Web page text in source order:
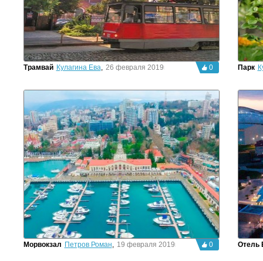
Трамвай Кулагина Ева, 26 февраля 2019г. 0 Парк
Морвокзал Петров Роман, 19 февраля 2019г. 0 Отель